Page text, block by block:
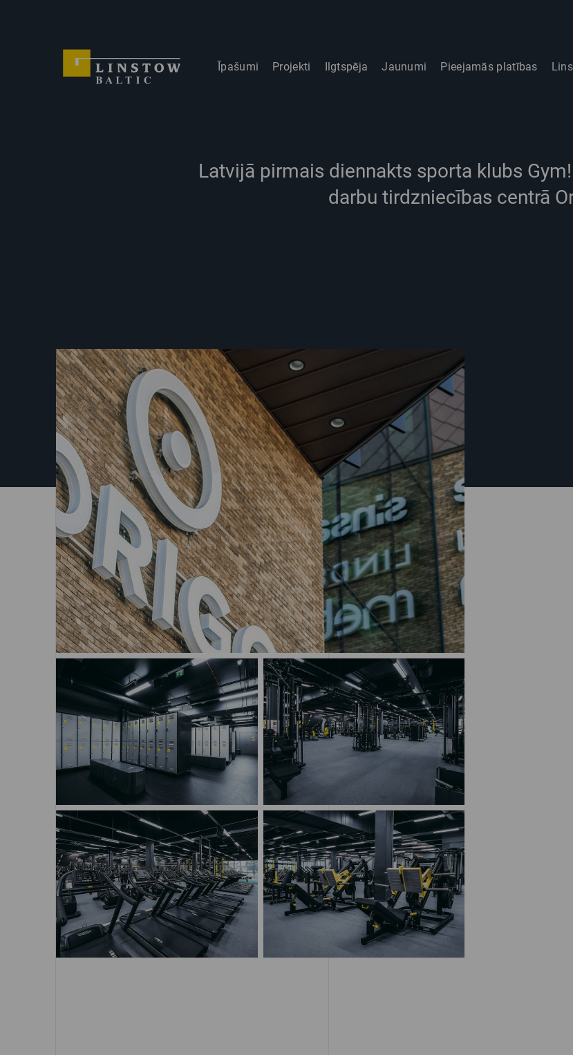
Īpašumi Projekti Ilgtspēja Jaunumi Pieejamās platības
Latvijā pirmais diennakts sporta klubs
darbu tirdzniecības centrā